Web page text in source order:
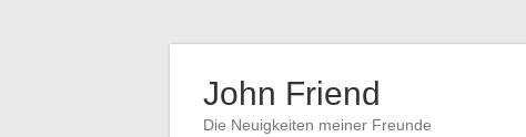
John Friend
Die Neuigkeiten meiner Freunde